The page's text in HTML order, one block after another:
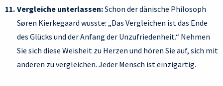
Vergleiche unterlassen:Schon der dänische Philosoph
Søren Kierkegaard wusste: „Das Vergleichen ist das Ende
des Glücks und der Anfang der Unzufriedenheit.“ Nehmen
Sie sich diese Weisheit zu Herzen und hören Sie auf, sich mit
anderen zu vergleichen. Jeder Mensch ist einzigartig.